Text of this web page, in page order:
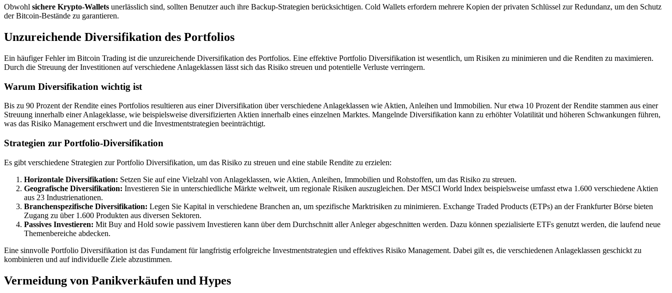
Obwohl sichere Krypto-Wallets unerlässlich sind, sollten Benutzer auch ihre Backup-Strategien berücksichtigen. Cold Wallets erfordern mehrere Kopien der privaten Schlüssel zur Redundanz, um den Schutz
der Bitcoin-Bestände zu garantieren.
Unzureichende Diversifikation des Portfolios
Ein häufiger Fehler im Bitcoin Trading ist die unzureichende Diversifikation des Portfolios. Eine effektive Portfolio Diversifikation ist wesentlich, um Risiken zu minimieren und die Renditen zu maximieren.
Durch die Streuung der Investitionen auf verschiedene Anlageklassen lässt sich das Risiko streuen und potentielle Verluste verringern.
Warum Diversifikation wichtig ist
Bis zu 90 Prozent der Rendite eines Portfolios resultieren aus einer Diversifikation über verschiedene Anlageklassen wie Aktien, Anleihen und Immobilien. Nur etwa 10 Prozent der Rendite stammen aus einer
Streuung innerhalb einer Anlageklasse, wie beispielsweise diversifizierten Aktien innerhalb eines einzelnen Marktes. Mangelnde Diversifikation kann zu erhöhter Volatilität und höheren Schwankungen führen,
was das Risiko Management erschwert und die Investmentstrategien beeinträchtigt.
Strategien zur Portfolio-Diversifikation
Es gibt verschiedene Strategien zur Portfolio Diversifikation, um das Risiko zu streuen und eine stabile Rendite zu erzielen:
Horizontale Diversifikation: Setzen Sie auf eine Vielzahl von Anlageklassen, wie Aktien, Anleihen, Immobilien und Rohstoffen, um das Risiko zu streuen.
Geografische Diversifikation: Investieren Sie in unterschiedliche Märkte weltweit, um regionale Risiken auszugleichen. Der MSCI World Index beispielsweise umfasst etwa 1.600 verschiedene Aktien
aus 23 Industrienationen.
Branchenspezifische Diversifikation: Legen Sie Kapital in verschiedene Branchen an, um spezifische Marktrisiken zu minimieren. Exchange Traded Products (ETPs) an der Frankfurter Börse bieten
Zugang zu über 1.600 Produkten aus diversen Sektoren.
Passives Investieren: Mit Buy and Hold sowie passivem Investieren kann über dem Durchschnitt aller Anleger abgeschnitten werden. Dazu können spezialisierte ETFs genutzt werden, die laufend neue
Themenbereiche abdecken.
Eine sinnvolle Portfolio Diversifikation ist das Fundament für langfristig erfolgreiche Investmentstrategien und effektives Risiko Management. Dabei gilt es, die verschiedenen Anlageklassen geschickt zu
kombinieren und auf individuelle Ziele abzustimmen.
Vermeidung von Panikverkäufen und Hypes